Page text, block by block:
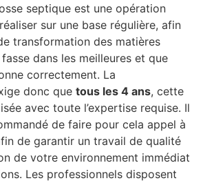
septique est une opération
sur une base régulière, afin
transformation des matières
dans les meilleures et que
correctement. La
donc que tous les 4 ans, cette
avec toute l’expertise requise. Il
de faire pour cela appel à
de garantir un travail de qualité
de votre environnement immédiat
Les professionnels disposent